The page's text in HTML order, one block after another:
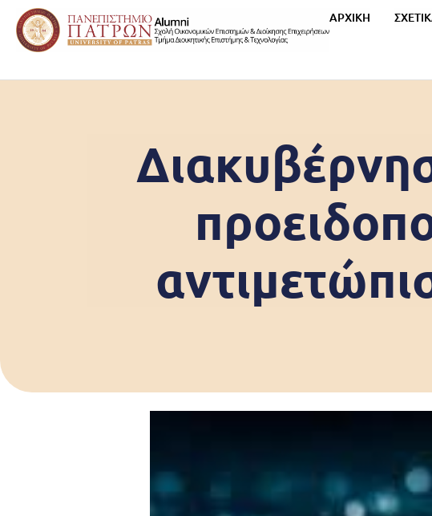
ΑΡΧΙΚΗ